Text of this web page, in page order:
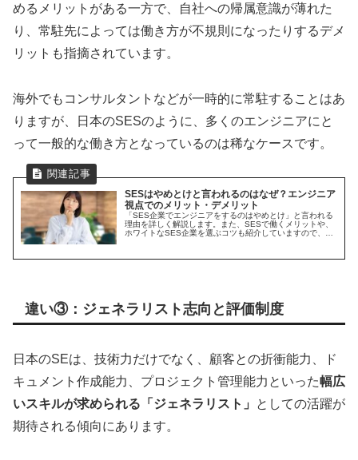
めるメリットがある一方で、自社への帰属意識が薄れた
り、常駐先によっては働き方が不規則になったりするデメ
リットも指摘されています。
海外でもコンサルタントなどが一時的に常駐することはあ
りますが、日本のSESのように、多くのエンジニアにと
って一般的な働き方となっているのは稀なケースです。
SESはやめとけと言われるのはなぜ？エンジニア
視点でのメリット・デメリット
「SES企業でエンジニアをするのはやめとけ」と言われる
理由を詳しく解説します。また、SESで働くメリットや、
ホワイトなSES企業を選ぶコツも紹介していますので、是
違い③：ジェネラリスト志向と評価制度
日本のSEは、技術力だけでなく、顧客との折衝能力、ド
キュメント作成能力、プロジェクト管理能力といった幅広
いスキルが求められる「ジェネラリスト」
としての活躍が
期待される傾向にあります。